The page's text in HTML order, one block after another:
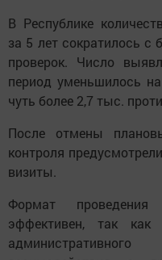
В Республике
за 5 лет сократилось с
проверок. Число
период уменьшилось
чуть более 2,7 тыс.
После отмены
контроля
визиты.
Формат проведения
эффективен, так как